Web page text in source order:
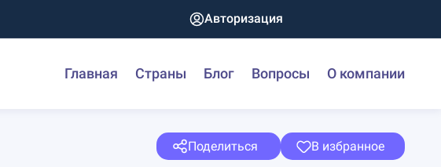
Авторизация
Главная Страны Блог Вопросы О компании
Поделиться В избранное